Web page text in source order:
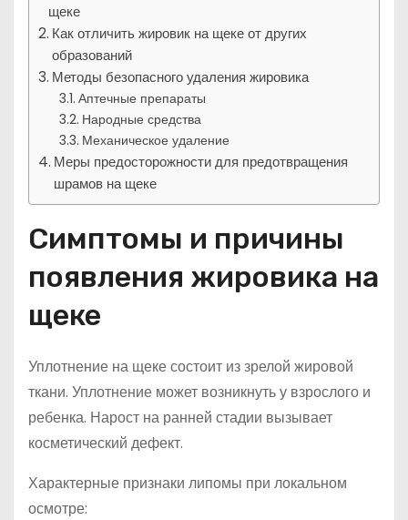
щеке
Как отличить жировик на щеке от других
образований
Методы безопасного удаления жировика
Аптечные препараты
Народные средства
Механическое удаление
Меры предосторожности для предотвращения
шрамов на щеке
Симптомы и причины
появления жировика на
щеке
Уплотнение на щеке состоит из зрелой жировой
ткани. Уплотнение может возникнуть у взрослого и
ребенка. Нарост на ранней стадии вызывает
косметический дефект.
Характерные признаки липомы при локальном
осмотре: